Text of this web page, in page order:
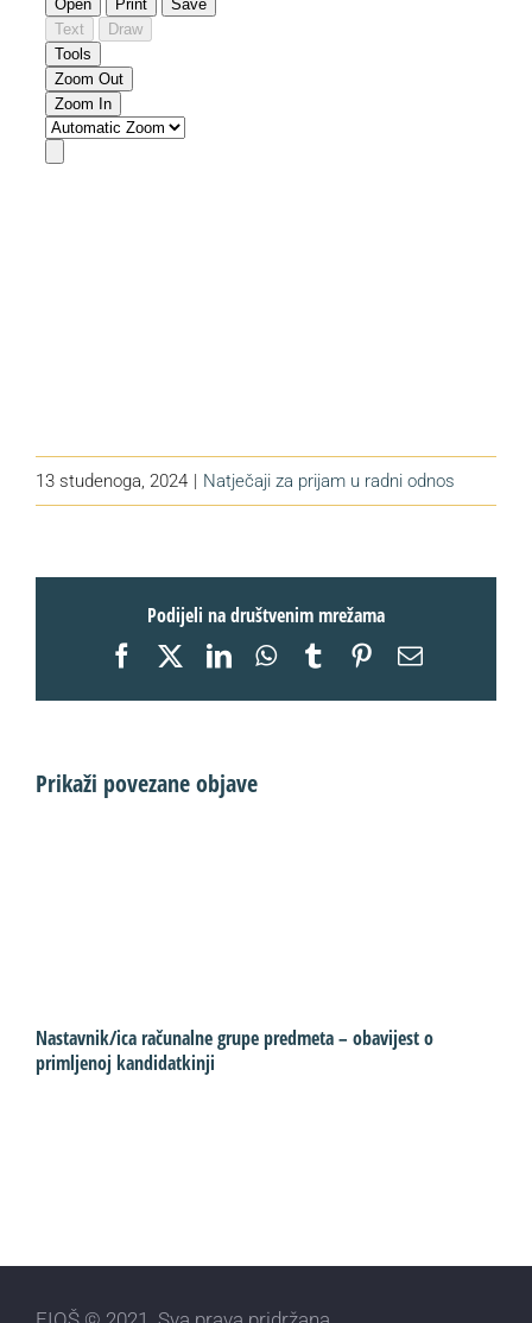
13 studenoga, 2024 | Natječaji za prijam u radni odnos
Podijeli na društvenim mrežama
FacebookLinkedInWhatsApp
TumblrPinterestEmail:
Prikaži povezane objave
Nastavnik/ica računalne grupe predmeta – obavijest o
primljenoj kandidatkinji